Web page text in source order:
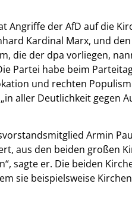
Angriffe der AfD auf die
Kardinal Marx, und
die der dpa vorliegen,
Partei habe beim
und rechten
aller Deutlichkeit gegen
Armin
aus den beiden großen
sagte er. Die beiden
sie beispielsweise